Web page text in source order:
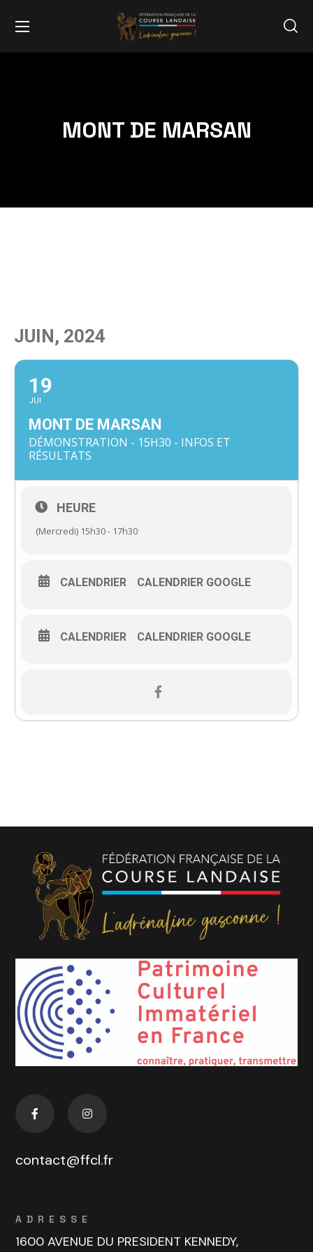
MONT DE MARSAN
JUIN, 2024
19
JUI
MONT DE MARSAN
DÉMONSTRATION - 15H30 - INFOS ET
RÉSULTATS
HEURE
(Mercredi) 15h30 - 17h30
CALENDRIER CALENDRIER GOOGLE
CALENDRIER CALENDRIER GOOGLE
contact@ffcl.fr
ADRESSE
1600 AVENUE DU PRESIDENT KENNEDY,